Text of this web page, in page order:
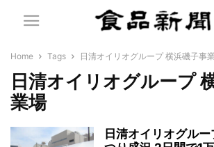
Home Tags 日清オイリオグループ 横浜磯子事
日清オイリオグループ
業場
日清オイリオグル